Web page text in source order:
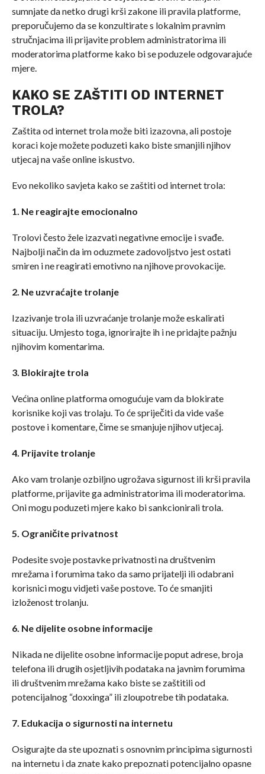
sumnjate da netko drugi krši zakone ili pravila platforme,
preporučujemo da se konzultirate s lokalnim pravnim
stručnjacima ili prijavite problem administratorima ili
moderatorima platforme kako bi se poduzele odgovarajuće
mjere.
KAKO SE ZAŠTITI OD INTERNET
TROLA?
Zaštita od internet trola može biti izazovna, ali postoje
koraci koje možete poduzeti kako biste smanjili njihov
utjecaj na vaše online iskustvo.
Evo nekoliko savjeta kako se zaštiti od internet trola:
1. Ne reagirajte emocionalno
Trolovi često žele izazvati negativne emocije i svađe.
Najbolji način da im oduzmete zadovoljstvo jest ostati
smiren i ne reagirati emotivno na njihove provokacije.
2. Ne uzvraćajte trolanje
Izazivanje trola ili uzvraćanje trolanje može eskalirati
situaciju. Umjesto toga, ignorirajte ih i ne pridajte pažnju
njihovim komentarima.
3. Blokirajte trola
Većina online platforma omogućuje vam da blokirate
korisnike koji vas trolaju. To će spriječiti da vide vaše
postove i komentare, čime se smanjuje njihov utjecaj.
4. Prijavite trolanje
Ako vam trolanje ozbiljno ugrožava sigurnost ili krši pravila
platforme, prijavite ga administratorima ili moderatorima.
Oni mogu poduzeti mjere kako bi sankcionirali trola.
5. Ograničite privatnost
Podesite svoje postavke privatnosti na društvenim
mrežama i forumima tako da samo prijatelji ili odabrani
korisnici mogu vidjeti vaše postove. To će smanjiti
izloženost trolanju.
6. Ne dijelite osobne informacije
Nikada ne dijelite osobne informacije poput adrese, broja
telefona ili drugih osjetljivih podataka na javnim forumima
ili društvenim mrežama kako biste se zaštitili od
potencijalnog “doxxinga” ili zloupotrebe tih podataka.
7. Edukacija o sigurnosti na internetu
Osigurajte da ste upoznati s osnovnim principima sigurnosti
na internetu i da znate kako prepoznati potencijalno opasne